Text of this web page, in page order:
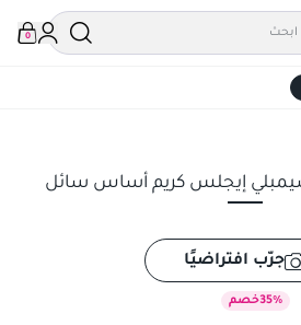
0
إيجلس كريم أساس سائل
إيجلس كريم أساس سائل 3 في 1
جرّب افتراضيًا
35% خصم